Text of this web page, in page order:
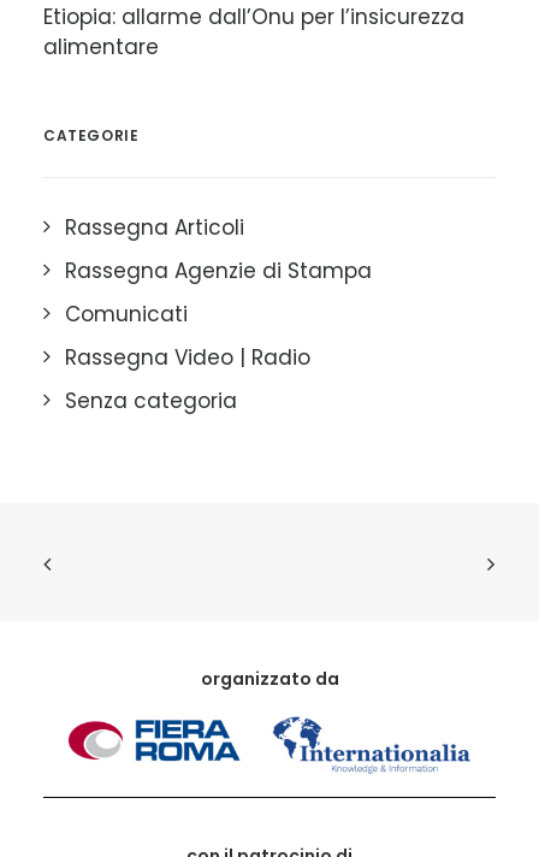
Etiopia: allarme dall’Onu per l’insicurezza
alimentare
CATEGORIE
Rassegna Articoli
Rassegna Agenzie di Stampa
Comunicati
Rassegna Video | Radio
Senza categoria
organizzato da